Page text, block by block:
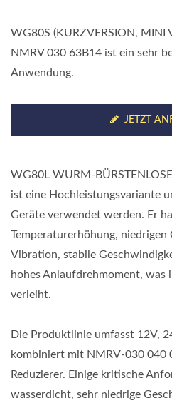
WG80S (KURZVERSION, MINI
NMRV 030 63B14 ist ein sehr
Anwendung.
JETZT
WG80L WURM-
ist eine Hochleistungsvariante
Geräte verwendet werden. Er
Temperaturerhöhung, niedrigen
Vibration, stabile
hohes Anlaufdrehmoment, was
verleiht.
Die Produktlinie umfasst 12V,
kombiniert mit NMRV-030 040
Reduzierer. Einige kritische
wasserdicht, sehr niedrige